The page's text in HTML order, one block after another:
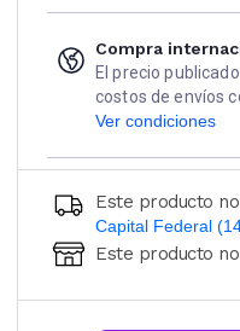
Compra
El precio
costos de envíos
Ver condiciones
Este producto
Capital Federal
Ingresá código
Este producto